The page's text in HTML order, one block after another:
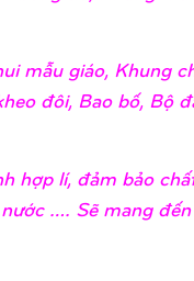
mẫu giáo, Khung
đôi, Bao bố, Bộ
hợp lí, đảm bảo
…. Sẽ mang